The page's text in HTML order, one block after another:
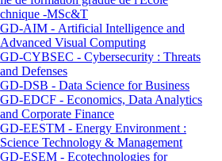
-MSc&T
GD-AIM - Artificial Intelligence and
Advanced Visual Computing
GD-CYBSEC - Cybersecurity : Threats
and Defenses
GD-DSB - Data Science for Business
GD-EDCF - Economics, Data Analytics
and Corporate Finance
GD-EESTM - Energy Environment :
Science Technology & Management
GD-ESEM - Ecotechnologies for